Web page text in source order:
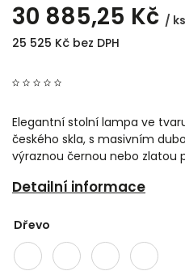
30 885,25 Kč / ks
25 525 Kč bez DPH
Elegantní stolní lampa ve
českého skla, s masivním
výraznou černou nebo zlatou
Detailní informace
Dřevo